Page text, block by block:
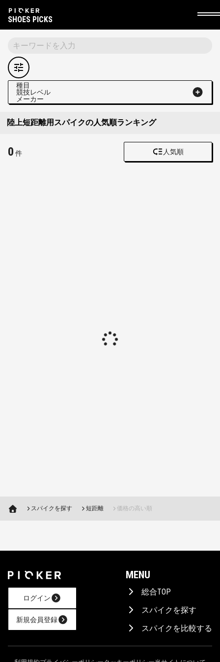
SHOES PICKS
種目
競技レベル
メーカー
陸上短距離用スパイクの人気順ランキング
0 件 人気順
AIに相談！
スパイクを探す 短距離 価格の高い順
ログイン
新規会員登録
MENU
総合TOP
スパイクを探す
スパイクを比較する